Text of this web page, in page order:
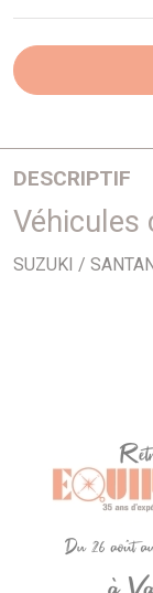
DESCRIPTIF
Longueur :
Filetage : 14x1,50
Véhicules
SUZUKI /